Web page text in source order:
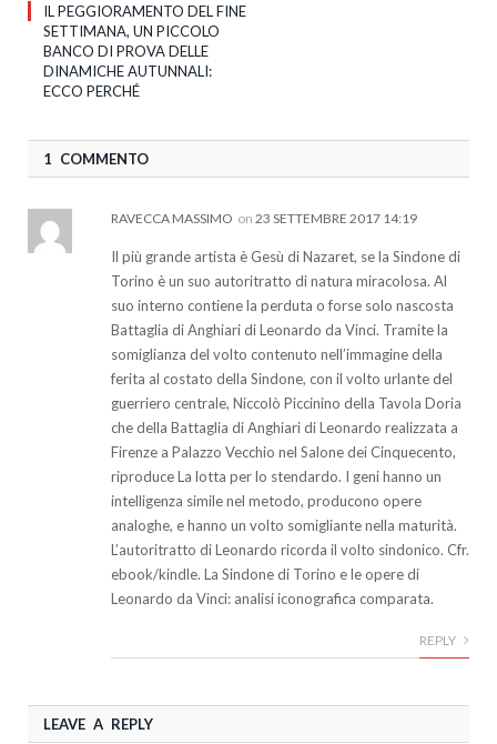
IL PEGGIORAMENTO DEL FINE
SETTIMANA, UN PICCOLO
BANCO DI PROVA DELLE
DINAMICHE AUTUNNALI:
ECCO PERCHÉ
1 COMMENTO
RAVECCA MASSIMO on 23 SETTEMBRE 2017 14:19
Il più grande artista è Gesù di Nazaret, se la Sindone di
Torino è un suo autoritratto di natura miracolosa. Al
suo interno contiene la perduta o forse solo nascosta
Battaglia di Anghiari di Leonardo da Vinci. Tramite la
somiglianza del volto contenuto nell’immagine della
ferita al costato della Sindone, con il volto urlante del
guerriero centrale, Niccolò Piccinino della Tavola Doria
che della Battaglia di Anghiari di Leonardo realizzata a
Firenze a Palazzo Vecchio nel Salone dei Cinquecento,
riproduce La lotta per lo stendardo. I geni hanno un
intelligenza simile nel metodo, producono opere
analoghe, e hanno un volto somigliante nella maturità.
L’autoritratto di Leonardo ricorda il volto sindonico. Cfr.
ebook/kindle. La Sindone di Torino e le opere di
Leonardo da Vinci: analisi iconografica comparata.
REPLY
LEAVE A REPLY